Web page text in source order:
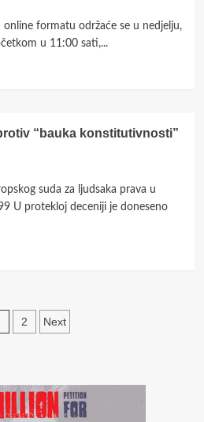
online formatu održaće se u nedjelju,
u 11:00 sati,...
“bauka konstitutivnosti”
suda za ljudsaka prava u
U protekloj deceniji je doneseno
2 Next